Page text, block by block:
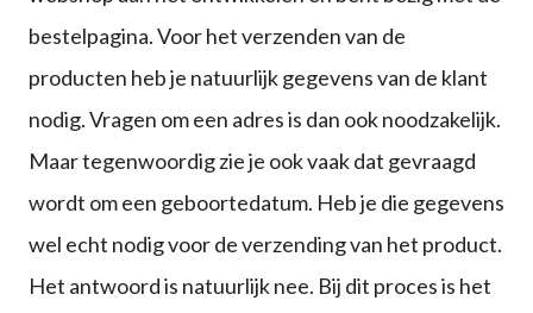
bestelpagina. Voor het verzenden van de
producten heb je natuurlijk gegevens van de klant
nodig. Vragen om een adres is dan ook noodzakelijk.
Maar tegenwoordig zie je ook vaak dat gevraagd
wordt om een geboortedatum. Heb je die gegevens
wel echt nodig voor de verzending van het product.
Het antwoord is natuurlijk nee. Bij dit proces is het